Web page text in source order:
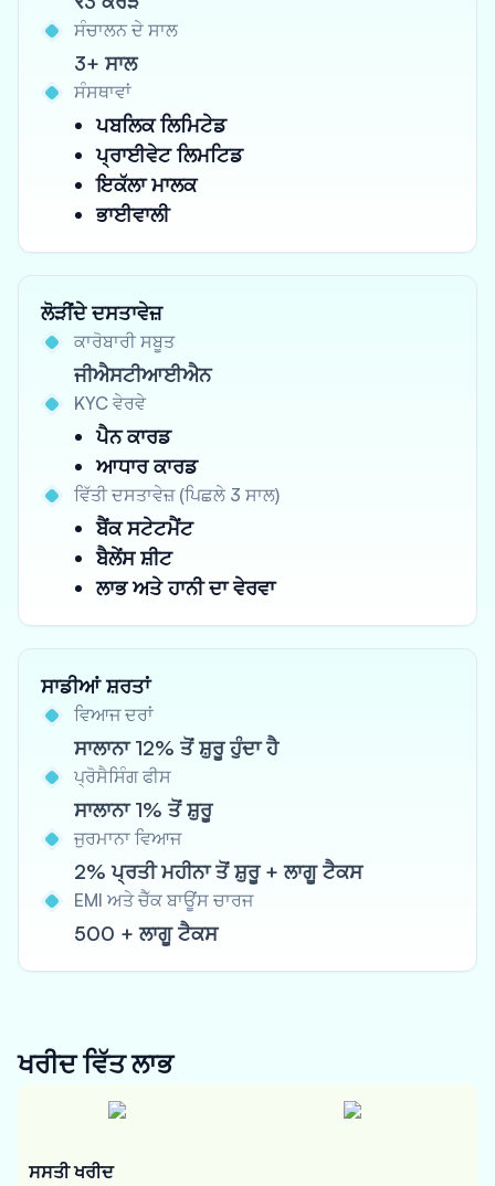
ਸੰਚਾਲਨ ਦੇ ਸਾਲ
3+ ਸਾਲ
ਸੰਸਥਾਵਾਂ
ਪਬਲਿਕ ਲਿਮਿਟੇਡ
ਪ੍ਰਾਈਵੇਟ ਲਿਮਟਿਡ
ਇਕੱਲਾ ਮਾਲਕ
ਭਾਈਵਾਲੀ
ਲੋੜੀਂਦੇ ਦਸਤਾਵੇਜ਼
ਕਾਰੋਬਾਰੀ ਸਬੂਤ
ਜੀਐਸਟੀਆਈਐਨ
KYC ਵੇਰਵੇ
ਪੈਨ ਕਾਰਡ
ਆਧਾਰ ਕਾਰਡ
ਵਿੱਤੀ ਦਸਤਾਵੇਜ਼ (ਪਿਛਲੇ 3 ਸਾਲ)
ਬੈਂਕ ਸਟੇਟਮੈਂਟ
ਬੈਲੇਂਸ ਸ਼ੀਟ
ਲਾਭ ਅਤੇ ਹਾਨੀ ਦਾ ਵੇਰਵਾ
ਸਾਡੀਆਂ ਸ਼ਰਤਾਂ
ਵਿਆਜ ਦਰਾਂ
ਸਾਲਾਨਾ 12% ਤੋਂ ਸ਼ੁਰੂ ਹੁੰਦਾ ਹੈ
ਪ੍ਰੋਸੈਸਿੰਗ ਫੀਸ
ਸਾਲਾਨਾ 1% ਤੋਂ ਸ਼ੁਰੂ
ਜੁਰਮਾਨਾ ਵਿਆਜ
2% ਪ੍ਰਤੀ ਮਹੀਨਾ ਤੋਂ ਸ਼ੁਰੂ + ਲਾਗੂ ਟੈਕਸ
EMI ਅਤੇ ਚੈੱਕ ਬਾਊਂਸ ਚਾਰਜ
500 + ਲਾਗੂ ਟੈਕਸ
ਖਰੀਦ ਵਿੱਤਲਾਭ
ਸਸਤੀ ਖਰੀਦ